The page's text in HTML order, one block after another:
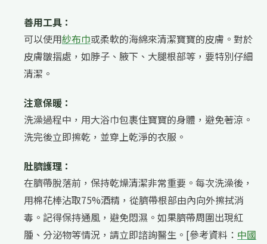
善用工具：
可以使用紗布巾或柔軟的海綿來清潔寶寶的皮膚。對於
皮膚皺摺處，如脖子、腋下、大腿根部等，要特別仔細
清潔。
注意保暖：
洗澡過程中，用大浴巾包裹住寶寶的身體，避免著涼。
洗完後立即擦乾，並穿上乾淨的衣服。
肚臍護理：
在臍帶脫落前，保持乾燥清潔非常重要。每次洗澡後，
用棉花棒沾取75%酒精，從臍帶根部由內向外擦拭消
毒。記得保持通風，避免悶濕。如果臍帶周圍出現紅
腫、分泌物等情況，請立即諮詢醫生。[參考資料： 中國